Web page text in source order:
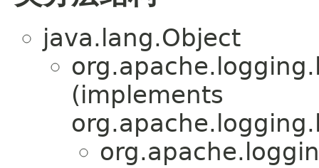
java.lang.Object
(implements